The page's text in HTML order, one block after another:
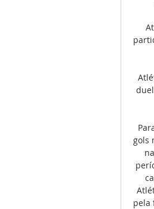
gols
pela